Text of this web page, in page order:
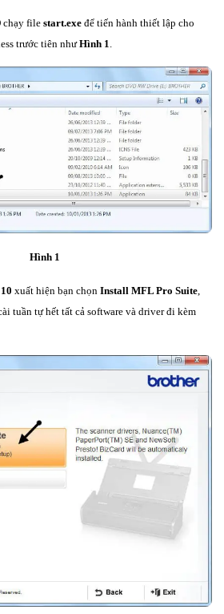
chạy file start.exe để tiến hành thiết lập cho
trước tiên nhưHình 1.
Hình 1
xuất hiện bạn chọn Install MFL Pro Suite,
tuần tự hết tất cả software và driver đi kèm